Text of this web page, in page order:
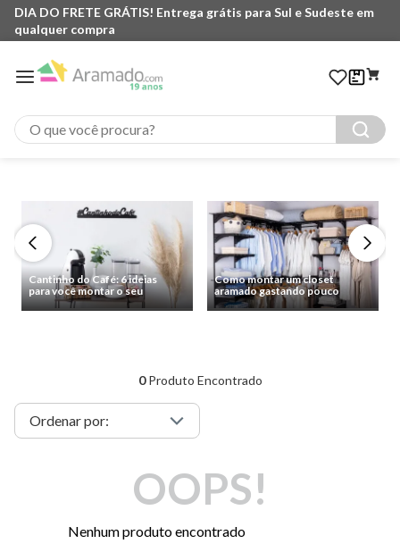
DIA DO FRETE GRÁTIS! Entrega grátis para Sul e Sudeste em
qualquer compra
O que você procura?
Cantinho do Café: 6 ideias
para você montar o seu
Como montar um closet
aramado gastando pouco
0Produto Encontrado
OOPS!
Nenhum produto encontrado